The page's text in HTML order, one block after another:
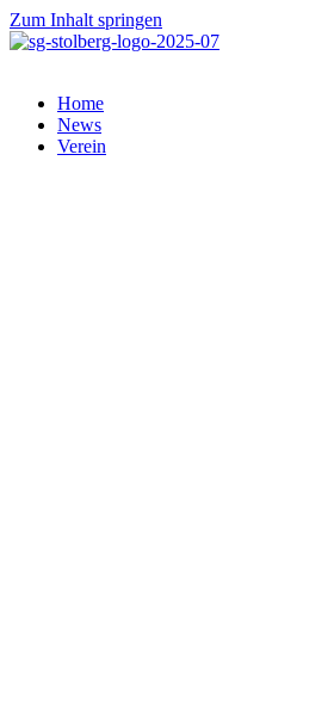
Zum Inhalt springen
Home
News
Verein